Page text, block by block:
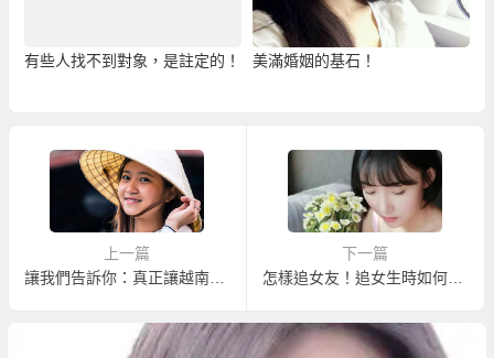
有些人找不到對象，是註定的！ 美滿婚姻的基石！
上一篇
讓我們告訴你：真正讓越南新娘不跑掉的有效方式！
下一篇
怎樣追女友！追女生時如何掌握女生的心理…